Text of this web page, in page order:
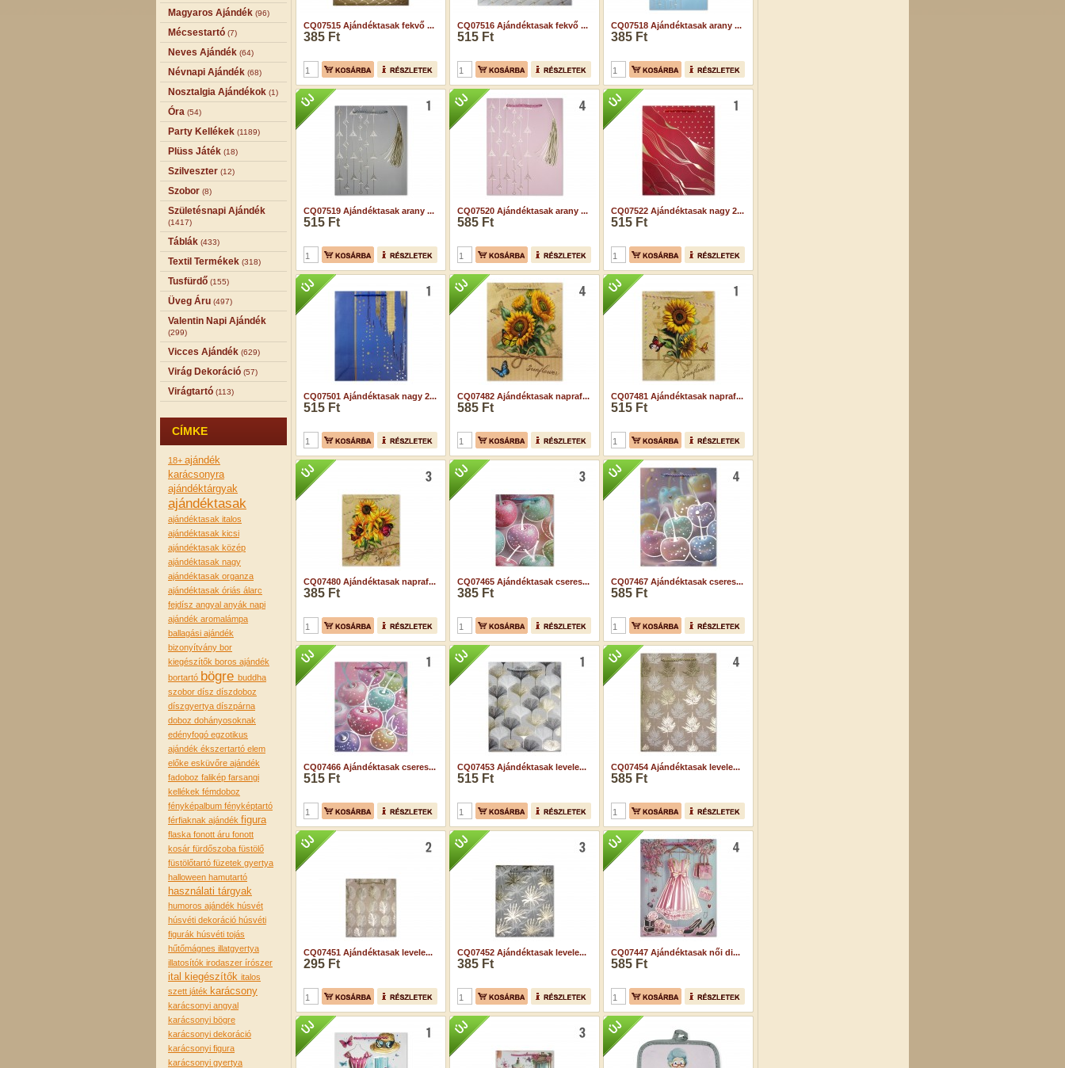
Magyaros Ajándék (96)
Mécsestartó (7)
Neves Ajándék (64)
Névnapi Ajándék (68)
Nosztalgia Ajándékok (1)
Óra (54)
Party Kellékek (1189)
Plüss Játék (18)
Szilveszter (12)
Szobor (8)
Születésnapi Ajándék
(1417)
Táblák (433)
Textil Termékek (318)
Tusfürdő (155)
Üveg Áru (497)
Valentin Napi Ajándék
(299)
Vicces Ajándék (629)
Virág Dekoráció (57)
Virágtartó (113)
CÍMKE
18+ ajándék
karácsonyra
ajándéktárgyak
ajándéktasak
ajándéktasak italos
ajándéktasak kicsi
ajándéktasak közép
ajándéktasak nagy
ajándéktasak organza
ajándéktasak óriás álarc
fejdísz angyal anyák napi
ajándék aromalámpa
ballagási ajándék
bizonyítvány bor
kiegészítők boros ajándék
bortartó bögre buddha
szobor dísz díszdoboz
díszgyertya díszpárna
doboz dohányosoknak
edényfogó egzotikus
ajándék ékszertartó elem
előke esküvőre ajándék
fadoboz falikép farsangi
kellékek fémdoboz
fényképalbum fényképtartó
férfiaknak ajándék figura
flaska fonott áru fonott
kosár fürdőszoba füstölő
füstölőtartó füzetek gyertya
halloween hamutartó
használati tárgyak
humoros ajándék húsvét
húsvéti dekoráció húsvéti
figurák húsvéti tojás
hűtőmágnes illatgyertya
illatosítók irodaszer írószer
ital kiegészítők italos
szett játék karácsony
karácsonyi angyal
karácsonyi bögre
karácsonyi dekoráció
karácsonyi figura
karácsonyi gyertya
CQ07515 Ajándéktasak fekvő ...
385 Ft
CQ07516 Ajándéktasak fekvő ...
515 Ft
CQ07518 Ajándéktasak arany ...
385 Ft
CQ07519 Ajándéktasak arany ...
515 Ft
CQ07520 Ajándéktasak arany ...
585 Ft
CQ07522 Ajándéktasak nagy 2...
515 Ft
CQ07501 Ajándéktasak nagy 2...
515 Ft
CQ07482 Ajándéktasak napraf...
585 Ft
CQ07481 Ajándéktasak napraf...
515 Ft
CQ07480 Ajándéktasak napraf...
385 Ft
CQ07465 Ajándéktasak cseres...
385 Ft
CQ07467 Ajándéktasak cseres...
585 Ft
CQ07466 Ajándéktasak cseres...
515 Ft
CQ07453 Ajándéktasak levele...
515 Ft
CQ07454 Ajándéktasak levele...
585 Ft
CQ07451 Ajándéktasak levele...
295 Ft
CQ07452 Ajándéktasak levele...
385 Ft
CQ07447 Ajándéktasak női di...
585 Ft